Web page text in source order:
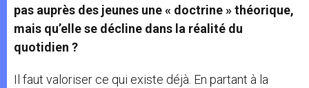
pas auprès des jeunes une « doctrine » théorique,
mais qu’elle se décline dans la réalité du
quotidien ?
Il faut valoriser ce qui existe déjà. En partant à la